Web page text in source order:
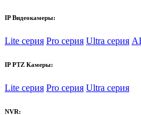
IP Видеокамеры:
Lite серия Pro серия Ultra серия
IP PTZ Камеры:
Lite серия Pro серия Ultra серия
NVR: